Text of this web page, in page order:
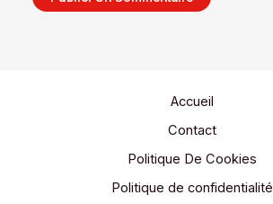
Accueil
Contact
Politique De Cookies
Politique de confidentialité